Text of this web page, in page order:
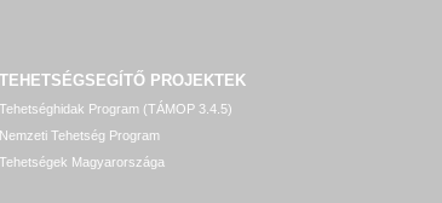
TEHETSÉGSEGÍTŐ PROJEKTEK
Tehetséghidak Program (TÁMOP 3.4.5)
Nemzeti Tehetség Program
Tehetségek Magyarországa